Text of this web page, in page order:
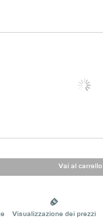
Vai al carrello
Visualizzazione dei prezzi